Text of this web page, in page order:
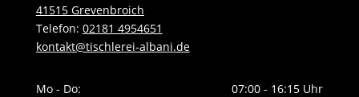
41515 Grevenbroich
Telefon: 02181 4954651
kontakt@tischlerei-albani.de
Mo - Do:
07:00 - 16:15 Uhr